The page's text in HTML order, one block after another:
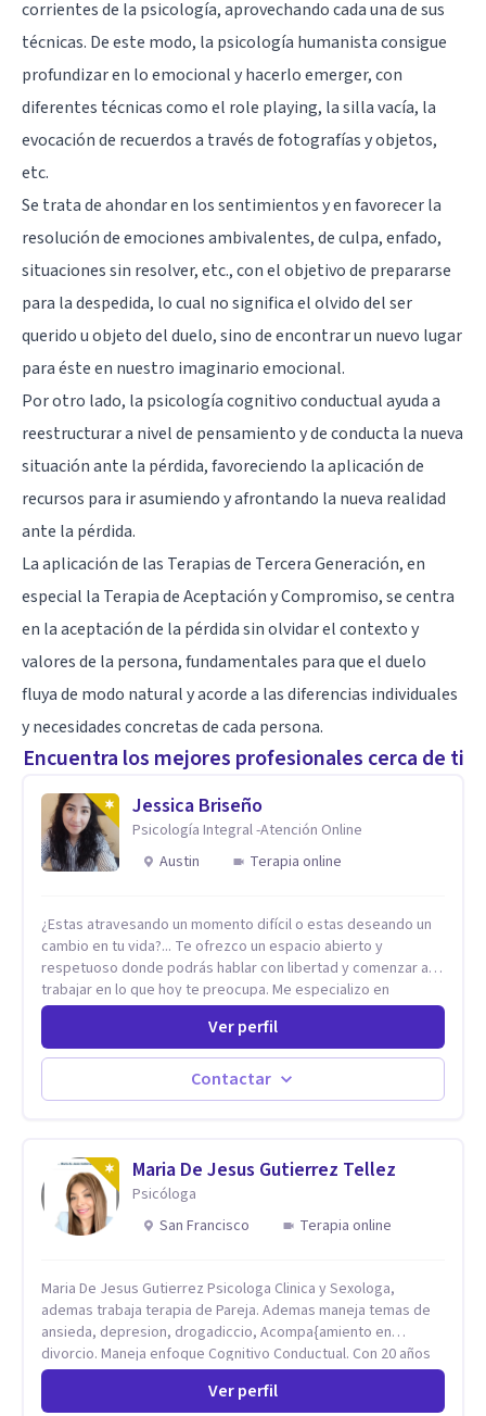
corrientes de la psicología, aprovechando cada una de sus
técnicas. De este modo, la psicología humanista consigue
profundizar en lo emocional y hacerlo emerger, con
diferentes técnicas como el role playing, la silla vacía, la
evocación de recuerdos a través de fotografías y objetos,
etc.
Se trata de ahondar en los sentimientos y en favorecer la
resolución de emociones ambivalentes, de culpa, enfado,
situaciones sin resolver, etc., con el objetivo de prepararse
para la despedida, lo cual no significa el olvido del ser
querido u objeto del duelo, sino de encontrar un nuevo lugar
para éste en nuestro imaginario emocional.
Por otro lado, la psicología cognitivo conductual ayuda a
reestructurar a nivel de pensamiento y de conducta la nueva
situación ante la pérdida, favoreciendo la aplicación de
recursos para ir asumiendo y afrontando la nueva realidad
ante la pérdida.
La aplicación de las Terapias de Tercera Generación, en
especial la Terapia de Aceptación y Compromiso, se centra
en la aceptación de la pérdida sin olvidar el contexto y
valores de la persona, fundamentales para que el duelo
fluya de modo natural y acorde a las diferencias individuales
y necesidades concretas de cada persona.
Encuentra los mejores profesionales cerca de ti
Jessica Briseño
Psicología Integral -Atención Online
Austin
Terapia online
¿Estas atravesando un momento difícil o estas deseando un
cambio en tu vida?... Te ofrezco un espacio abierto y
respetuoso donde podrás hablar con libertad y comenzar a
trabajar en lo que hoy te preocupa. Me especializo en
Trastornos de Ansiedad y a lo largo de mi experiencia
profesional he acompañado a muchas Familias y Parejas con
distintas problemáticas como el manejo del estrés,
Autoestima, Gestión de la Ira, Depresión, Retos en la Crianza,
Codependencia, Celos, entre otros. Cuento con más de 12
Adolescentes y Adultos
Ver perfil
Contactar
Maria De Jesus Gutierrez Tellez
Psicóloga
San Francisco
Terapia online
Maria De Jesus Gutierrez Psicologa Clinica y Sexologa,
ademas trabaja terapia de Pareja. Ademas maneja temas de
ansieda, depresion, drogadiccio, Acompa{amiento en
divorcio. Maneja enfoque Cognitivo Conductual. Con 20 años
de experiencia, constantemente capacitandose en las
diferntes areas de la Salud Mental.
Ver perfil